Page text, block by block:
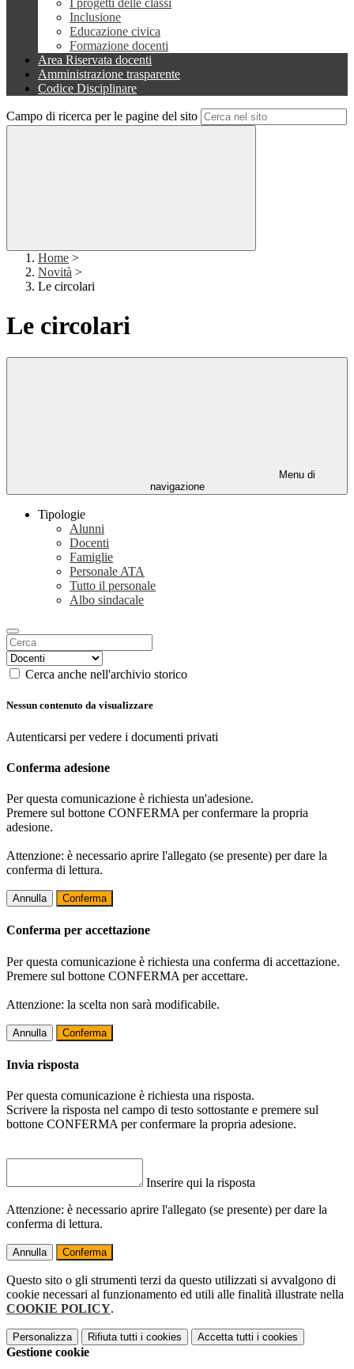
I progetti delle classi
Inclusione
Educazione civica
Formazione docenti
Area Riservata docenti
Amministrazione trasparente
Codice Disciplinare
Campo di ricerca per le pagine del sito
Home >
Novità >
Le circolari
Le circolari
Menu di
navigazione
Tipologie
Alunni
Docenti
Famiglie
Personale ATA
Tutto il personale
Albo sindacale
Cerca anche nell'archivio storico
Nessun contenuto da visualizzare
Autenticarsi per vedere i documenti privati
Conferma adesione
Per questa comunicazione è richiesta un'adesione.
Premere sul bottone CONFERMA per confermare la propria
adesione.
Attenzione: è necessario aprire l'allegato (se presente) per dare la
conferma di lettura.
Annulla Conferma
Conferma per accettazione
Per questa comunicazione è richiesta una conferma di accettazione.
Premere sul bottone CONFERMA per accettare.
Attenzione: la scelta non sarà modificabile.
Annulla Conferma
Invia risposta
Per questa comunicazione è richiesta una risposta.
Scrivere la risposta nel campo di testo sottostante e premere sul
bottone CONFERMA per confermare la propria adesione.
Inserire qui la risposta
Attenzione: è necessario aprire l'allegato (se presente) per dare la
conferma di lettura.
Annulla Conferma
Questo sito o gli strumenti terzi da questo utilizzati si avvalgono di
cookie necessari al funzionamento ed utili alle finalità illustrate nella
COOKIE POLICY.
Personalizza Rifiuta tutti i cookies Accetta tutti i cookies
Gestione cookie